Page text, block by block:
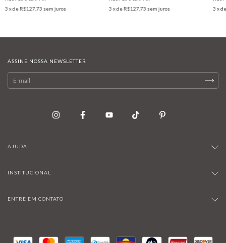
3 x deR$127,73 sem juros
3 x deR$127,73 sem juros
3 x
ASSINE NOSSA NEWSLETTER
AJUDA
INSTITUCIONAL
ENTRE EM CONTATO